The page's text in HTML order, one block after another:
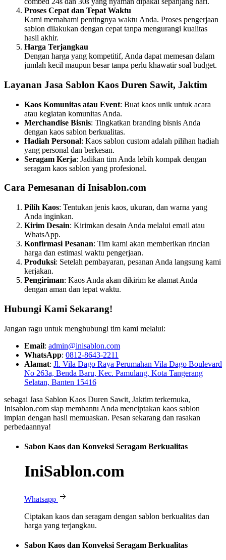
Proses Cepat dan Tepat Waktu
Kami memahami pentingnya waktu Anda. Proses pengerjaan
sablon dilakukan dengan cepat tanpa mengurangi kualitas
hasil akhir.
Harga Terjangkau
Dengan harga yang kompetitif, Anda dapat memesan dalam
jumlah kecil maupun besar tanpa perlu khawatir soal budget.
Layanan Jasa Sablon Kaos Duren Sawit, Jaktim
Kaos Komunitas atau Event: Buat kaos unik untuk acara
atau kegiatan komunitas Anda.
Merchandise Bisnis: Tingkatkan branding bisnis Anda
dengan kaos sablon berkualitas.
Hadiah Personal: Kaos sablon custom adalah pilihan hadiah
yang personal dan berkesan.
Seragam Kerja: Jadikan tim Anda lebih kompak dengan
seragam kaos sablon yang profesional.
Cara Pemesanan di Inisablon.com
Pilih Kaos: Tentukan jenis kaos, ukuran, dan warna yang
Anda inginkan.
Kirim Desain: Kirimkan desain Anda melalui email atau
WhatsApp.
Konfirmasi Pesanan: Tim kami akan memberikan rincian
harga dan estimasi waktu pengerjaan.
Produksi: Setelah pembayaran, pesanan Anda langsung kami
kerjakan.
Pengiriman: Kaos Anda akan dikirim ke alamat Anda
dengan aman dan tepat waktu.
Hubungi Kami Sekarang!
Jangan ragu untuk menghubungi tim kami melalui:
Email: admin@inisablon.com
WhatsApp: 0812-8643-2211
Alamat: Jl. Vila Dago Raya Perumahan Vila Dago Boulevard
No 263a, Benda Baru, Kec. Pamulang, Kota Tangerang
Selatan, Banten 15416
sebagai Jasa Sablon Kaos Duren Sawit, Jaktim terkemuka,
Inisablon.com siap membantu Anda menciptakan kaos sablon
impian dengan hasil memuaskan. Pesan sekarang dan rasakan
perbedaannya!
Sabon Kaos dan Konveksi Seragam Berkualitas
IniSablon.com
Whatsapp
Ciptakan kaos dan seragam dengan sablon berkualitas dan
harga yang terjangkau.
Sabon Kaos dan Konveksi Seragam Berkualitas